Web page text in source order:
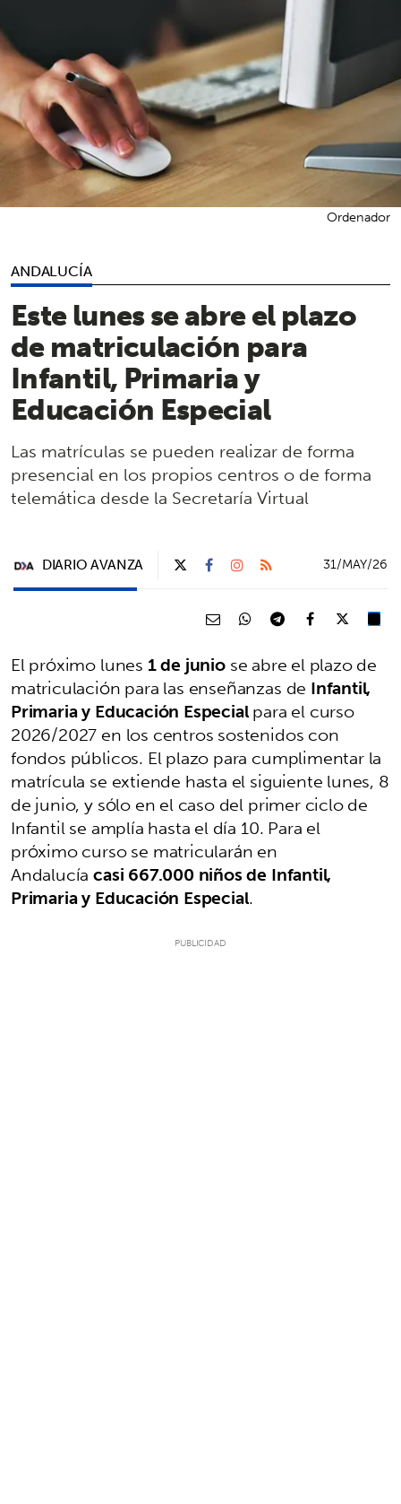
ANDALUCÍA
Este lunes se abre el plazo
de matriculación para
Infantil, Primaria y
Educación Especial
Las matrículas se pueden realizar de forma
presencial en los propios centros o de forma
telemática desde la Secretaría Virtual
Ordenador
DIARIO AVANZA 31/MAY/26
El próximo lunes 1 de juniose abre el plazo de
matriculación para las enseñanzas de Infantil,
Primaria y Educación Especialpara el curso
2026/2027 en los centros sostenidos con
fondos públicos. El plazo para cumplimentar la
matrícula se extiende hasta el siguiente lunes, 8
de junio, y sólo en el caso del primer ciclo de
Infantil se amplía hasta el día 10. Para el
próximo curso se matricularán en
Andalucíacasi 667.000 niños de Infantil,
Primaria y Educación Especial.